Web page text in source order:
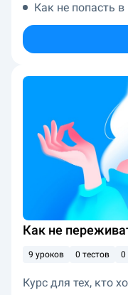
Как не попасть
Как не
9 уроков 0 тестов 0
Курс для тех, кто